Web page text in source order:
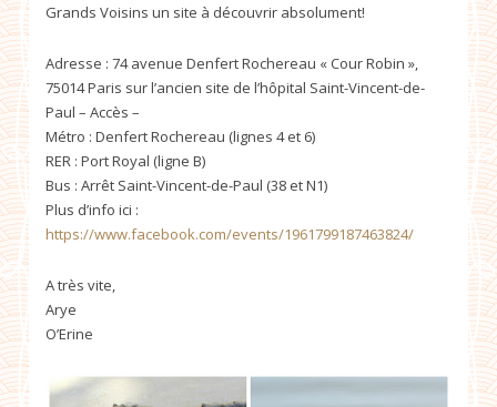
Grands Voisins un site à découvrir absolument!
Adresse : 74 avenue Denfert Rochereau « Cour Robin »,
75014 Paris sur l’ancien site de l’hôpital Saint-Vincent-de-
Paul – Accès –
Métro : Denfert Rochereau (lignes 4 et 6)
RER : Port Royal (ligne B)
Bus : Arrêt Saint-Vincent-de-Paul (38 et N1)
Plus d’info ici :
https://www.facebook.com/events/1961799187463824/
A très vite,
Arye
O’Erine